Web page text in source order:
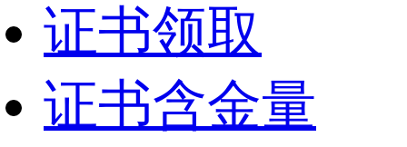
证书领取
证书含金量